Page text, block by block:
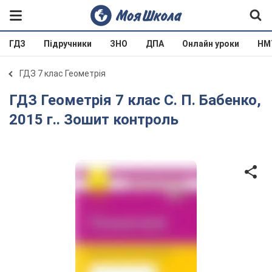
ГДЗ Підручники ЗНО ДПА Онлайн уроки
ГДЗ 7 клас Геометрія
ГДЗ Геометрія 7 клас С. П. Бабенко,
2015 г.. Зошит контроль